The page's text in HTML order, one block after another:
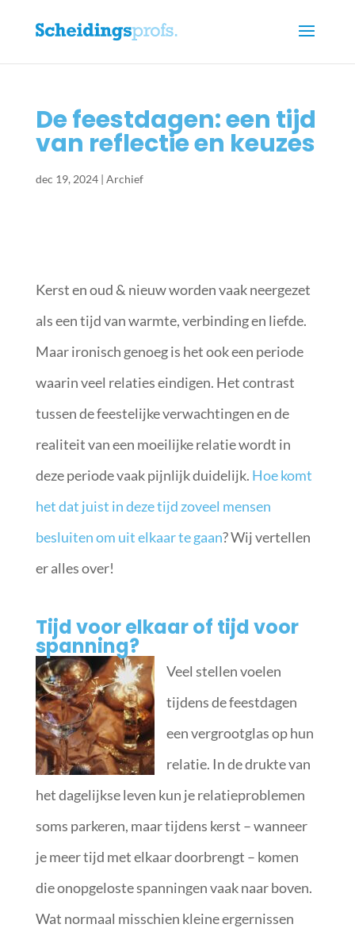
De feestdagen: een tijd
van reflectie en keuzes
dec 19, 2024| Archief
Kerst en oud & nieuw worden vaak neergezet
als een tijd van warmte, verbinding en liefde.
Maar ironisch genoeg is het ook een periode
waarin veel relaties eindigen. Het contrast
tussen de feestelijke verwachtingen en de
realiteit van een moeilijke relatie wordt in
deze periode vaak pijnlijk duidelijk. Hoe komt
het dat juist in deze tijd zoveel mensen
besluiten om uit elkaar te gaan? Wij vertellen
er alles over!
Tijd voor elkaar of tijd voor
spanning?
Veel stellen voelen
tijdens de feestdagen
een vergrootglas op hun
relatie. In de drukte van
het dagelijkse leven kun je relatieproblemen
soms parkeren, maar tijdens kerst – wanneer
je meer tijd met elkaar doorbrengt – komen
die onopgeloste spanningen vaak naar boven.
Wat normaal misschien kleine ergernissen